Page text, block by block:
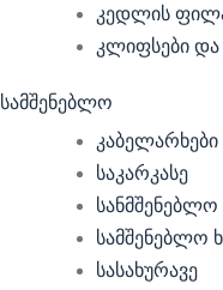
კედლის
კლიფსები
სამშენებლო
კაბელარხები
საკარკასე
სანმშენებლო
სამშენებლო
სასახურავე